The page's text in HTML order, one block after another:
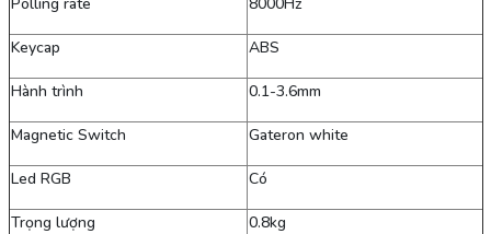
Keycap ABS
Hành trình 0.1-3.6mm
Magnetic Switch Gateron white
Led RGB Có
Trọng lượng 0.8kg